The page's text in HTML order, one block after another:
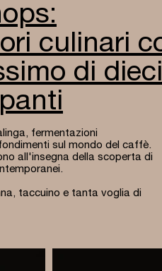
culinari
di dieci
fermentazioni
sul mondo del caffè.
all'insegna della scoperta di
taccuino e tanta voglia di